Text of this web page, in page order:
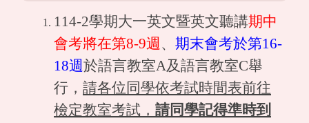
114-2學期大一英文暨英文聽講期中
會考將在第8-9週 、 期末會考於第16-
18週於語言教室A及語言教室C舉
行， 請各位同學依考試時間表前往
檢定教室考試， 請同學記得準時到